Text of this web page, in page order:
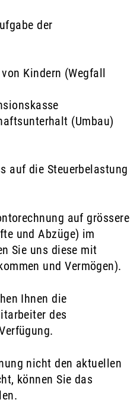
der
Kindern (Wegfall
(Umbau)
auf die Steuerbelastung
auf grössere
und Abzüge) im
Sie uns diese mit
und Vermögen).
Ihnen die
des
nicht den aktuellen
können Sie das